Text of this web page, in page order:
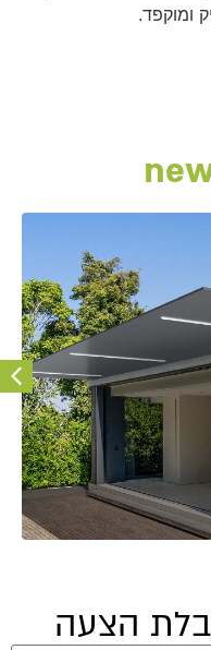
ומוקפד.
הצעה